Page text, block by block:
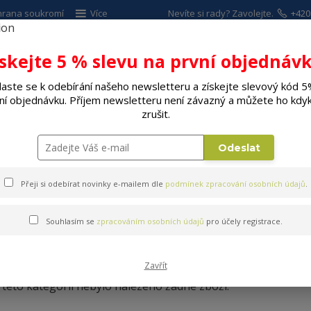
soukromí Více
Hledat
Nevíte si rady? Zavolejte.
SPOTŘEBIČE ELEKTRO DÍLNA A
Láhve, demižóny Demižony
této kategorii nebylo nalezeno žádné zboží.
5 % slevu na první
se k odebírání našeho newsletteru a získejte slevový kód
objednávku. Příjem newsletteru není závazný a můžete ho
zrušit.
Odeslat
Přeji si odebírat novinky e-mailem dle podmínek zpracování osobních údajů.
Souhlasím se zpracováním osobních údajů pro účely registrace.
Zavřít